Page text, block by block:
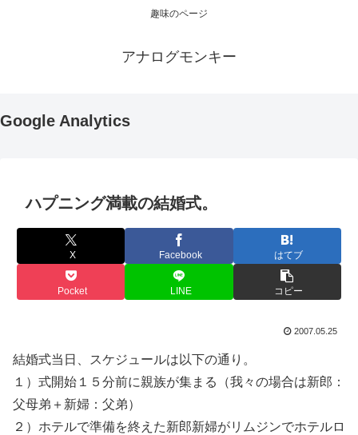
趣味のページ
アナログモンキー
Google Analytics
ハプニング満載の結婚式。
X Facebook はてブ
Pocket LINE コピー
2007.05.25
結婚式当日、スケジュールは以下の通り。
１）式開始１５分前に親族が集まる（我々の場合は新郎：
父母弟＋新婦：父弟）
２）ホテルで準備を終えた新郎新婦がリムジンでホテルロ